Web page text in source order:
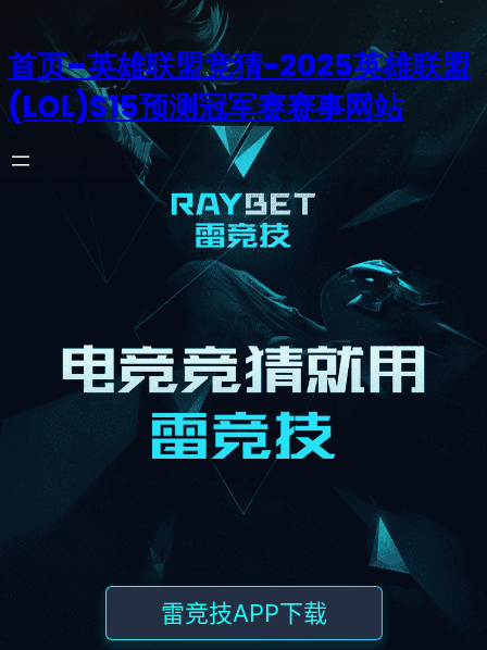
首页–英雄联盟竞猜-2025英雄联盟
(LOL)S15预测冠军赛赛事网站